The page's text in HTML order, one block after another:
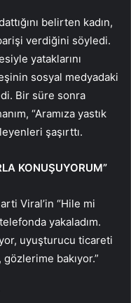
belirten kadın,
verdiğini söyledi.
yataklarını
sosyal medyadaki
Bir süre sonra
“Aramıza yastık
şaşırttı.
KONUŞUYORUM”
Viral’in “Hile mi
yakaladım.
uyuşturucu ticareti
bakıyor.”